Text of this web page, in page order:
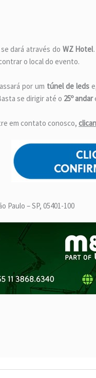
dará através do WZ Hotel
o local do evento.
por um túnel de leds
se dirigir até o 25º andar
em contato conosco,
Paulo – SP, 05401-100